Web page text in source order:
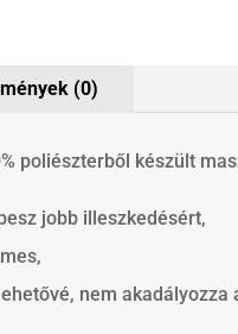
(0)
poliészterből készült
jobb illeszkedésért,
nem akadályozza